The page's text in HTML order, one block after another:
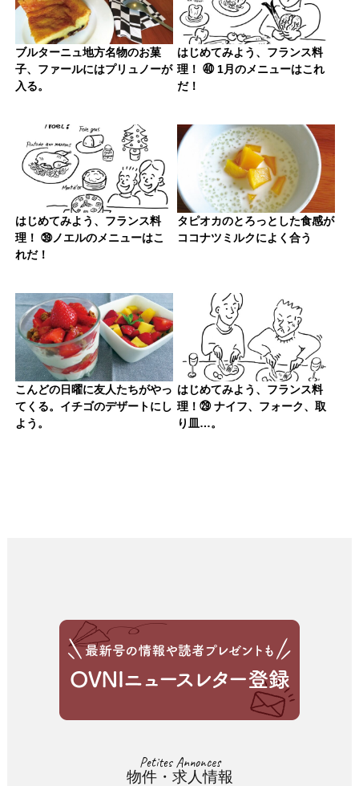
ブルターニュ地方名物のお菓
子、ファールにはプリュノーが
入る。
はじめてみよう、フランス料
理！ ㊵ 1月のメニューはこれ
だ！
はじめてみよう、フランス料
理！ ㊴ノエルのメニューはこ
れだ！
タピオカのとろっとした食感が
ココナツミルクによく合う
こんどの日曜に友人たちがやっ
てくる。イチゴのデザートにし
よう。
はじめてみよう、フランス料
理！㉙ ナイフ、フォーク、取
り皿…。
Petites Annonces
物件・求人情報